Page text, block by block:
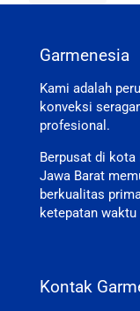
Garmenesia
Kami adalah
konveksi
profesional.
Berpusat di kota
Jawa Barat
berkualitas
ketepatan
Kontak